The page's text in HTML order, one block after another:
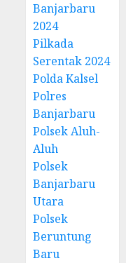
Banjarbaru
2024
Pilkada
Serentak 2024
Polda Kalsel
Polres
Banjarbaru
Polsek Aluh-
Aluh
Polsek
Banjarbaru
Utara
Polsek
Beruntung
Baru